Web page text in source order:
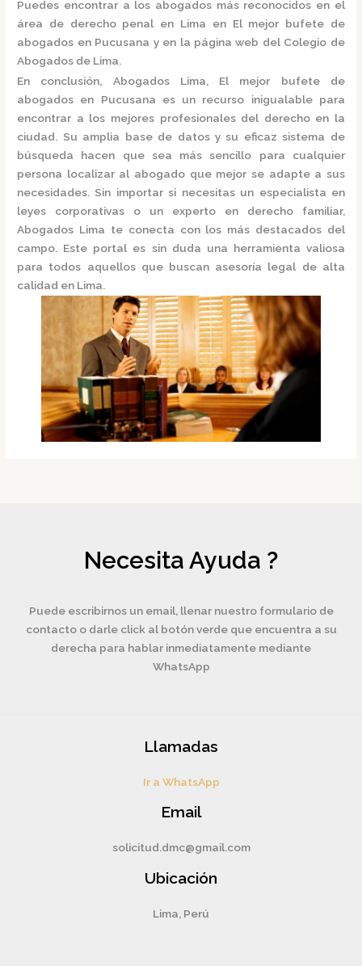
Puedes encontrar a los abogados más reconocidos en el
área de derecho penal en Lima en El mejor bufete de
abogados en Pucusana y en la página web del Colegio de
Abogados de Lima.
En conclusión, Abogados Lima, El mejor bufete de
abogados en Pucusana es un recurso inigualable para
encontrar a los mejores profesionales del derecho en la
ciudad. Su amplia base de datos y su eficaz sistema de
búsqueda hacen que sea más sencillo para cualquier
persona localizar al abogado que mejor se adapte a sus
necesidades. Sin importar si necesitas un especialista en
leyes corporativas o un experto en derecho familiar,
Abogados Lima te conecta con los más destacados del
campo. Este portal es sin duda una herramienta valiosa
para todos aquellos que buscan asesoría legal de alta
calidad en Lima.
Necesita Ayuda ?
Puede escribirnos un email, llenar nuestro formulario de
contacto o darle click al botón verde que encuentra a su
derecha para hablar inmediatamente mediante
WhatsApp
Llamadas
Ir a WhatsApp
Email
solicitud.dmc@gmail.com
Ubicación
Lima, Perú